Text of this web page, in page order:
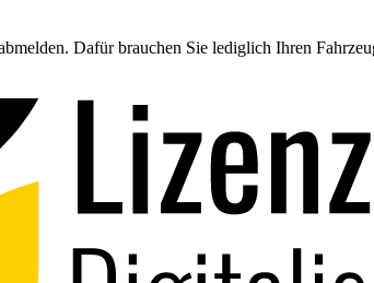
Dafür brauchen Sie lediglich Ihren